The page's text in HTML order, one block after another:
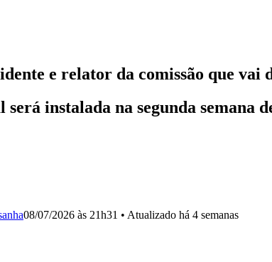
e relator da comissão que vai
será instalada na segunda
08/07/2026 às 21h31 • Atualizado há 4 semanas